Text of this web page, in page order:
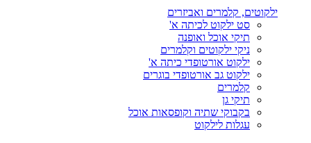
ילקוטים, קלמרים ואביזרים
סט ילקוט לכיתה א'
תיקי אוכל ואופנה
ניקי ילקוטים וקלמרים
ילקוט אורטופדי כיתה א'
ילקוט גב אורטופדי בוגרים
קלמרים
תיקי גן
בקבוקי שתיה וקופסאות אוכל
עגלות לילקוט